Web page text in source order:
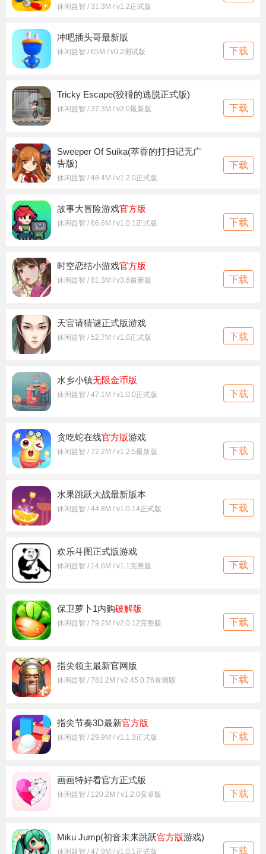
休闲益智 / 31.3M / v1.2正式版
冲吧插头哥最新版
休闲益智 / 65M / v0.2测试版 下载
Tricky Escape(狡猾的逃脱正式版)
休闲益智 / 37.3M / v2.0最新版 下载
Sweeper Of Suika(萃香的打扫记无广
告版)
休闲益智 / 48.4M / v1.2.0正式版
下载
故事大冒险游戏官方版
休闲益智 / 66.6M / v1.0.1正式版 下载
时空恋结小游戏官方版
休闲益智 / 81.3M / v3.6最新版 下载
天官请猜谜正式版游戏
休闲益智 / 52.7M / v1.0正式版 下载
水乡小镇无限金币版
休闲益智 / 47.1M / v1.0.0正式版 下载
贪吃蛇在线官方版游戏
休闲益智 / 72.2M / v1.2.5最新版 下载
水果跳跃大战最新版本
休闲益智 / 44.8M / v1.0.14正式版 下载
欢乐斗图正式版游戏
休闲益智 / 14.6M / v1.1完整版 下载
保卫萝卜1内购破解版
休闲益智 / 79.2M / v2.0.12完整版 下载
指尖领主最新官网版
休闲益智 / 781.2M / v2.45.0.76首测版 下载
指尖节奏3D最新官方版
休闲益智 / 29.9M / v1.1.3正式版 下载
画画特好看官方正式版
休闲益智 / 120.2M / v1.2.0安卓版 下载
Miku Jump(初音未来跳跃官方版游戏)
休闲益智 / 47.9M / v1.0.1正式版 下载